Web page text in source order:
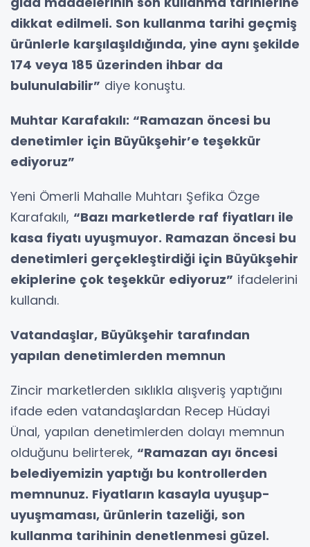
dikkat edilmeli. Son kullanma tarihi geçmiş
ürünlerle karşılaşıldığında, yine aynı şekilde
174 veya 185 üzerinden ihbar da
bulunulabilir” diye konuştu.
Muhtar Karafakılı: “Ramazan öncesi bu
denetimler için Büyükşehir’e teşekkür
ediyoruz”
Yeni Ömerli Mahalle Muhtarı Şefika Özge
Karafakılı, “Bazı marketlerde raf fiyatları ile
kasa fiyatı uyuşmuyor. Ramazan öncesi bu
denetimleri gerçekleştirdiği için Büyükşehir
ekiplerine çok teşekkür ediyoruz” ifadelerini
kullandı.
Vatandaşlar, Büyükşehir tarafından
yapılan denetimlerden memnun
Zincir marketlerden sıklıkla alışveriş yaptığını
ifade eden vatandaşlardan Recep Hüdayi
Ünal, yapılan denetimlerden dolayı memnun
olduğunu belirterek, “Ramazan ayı öncesi
belediyemizin yaptığı bu kontrollerden
memnunuz. Fiyatların kasayla uyuşup-
uyuşmaması, ürünlerin tazeliği, son
kullanma tarihinin denetlenmesi güzel.